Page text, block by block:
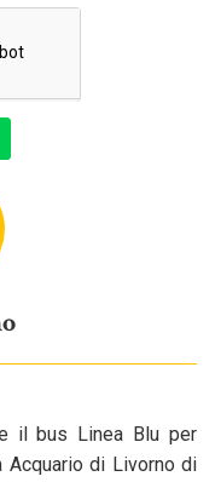
il bus Linea Blu per
di Livorno di